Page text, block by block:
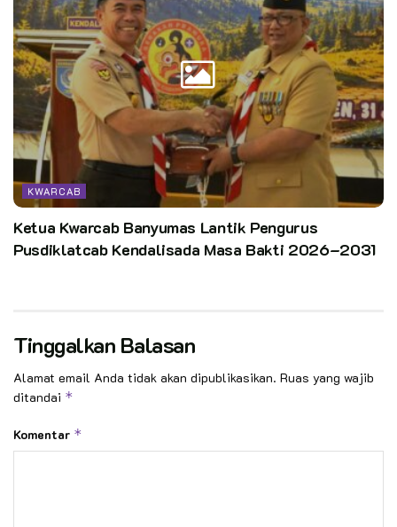
KWARCAB
Ketua Kwarcab Banyumas Lantik Pengurus
Pusdiklatcab Kendalisada Masa Bakti 2026–2031
Tinggalkan Balasan
Alamat email Anda tidak akan dipublikasikan. Ruas yang wajib
ditandai *
Komentar *